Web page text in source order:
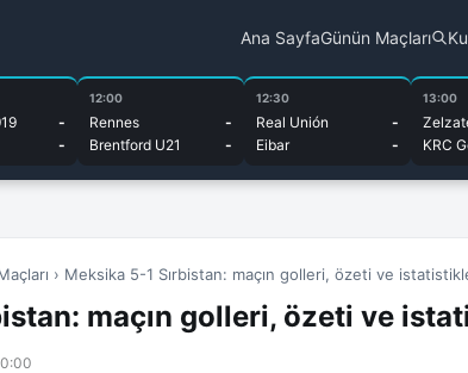
Ana SayfaGünün Maçları
-
-
12:00
Rennes
-
Brentford U21
-
12:30
Real Unión
-
Eibar
-
13:00
KRC
› Meksika 5-1 Sırbistan: maçın golleri, özeti ve
maçın golleri, özeti ve